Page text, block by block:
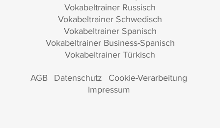
Vokabeltrainer Russisch
Vokabeltrainer Schwedisch
Vokabeltrainer Spanisch
Vokabeltrainer Business-Spanisch
Vokabeltrainer Türkisch
AGB Datenschutz Cookie-Verarbeitung
Impressum